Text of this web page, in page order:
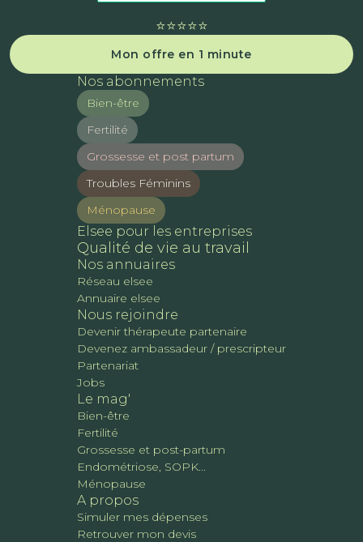
⭐️⭐️⭐️⭐️⭐️
Mon offre en 1 minute
Nos abonnements
Bien-être
Fertilité
Grossesse et post partum
Troubles Féminins
Ménopause
Elsee pour les entreprises
Qualité de vie au travail
Nos annuaires
Réseau elsee
Annuaire elsee
Nous rejoindre
Devenir thérapeute partenaire
Devenez ambassadeur / prescripteur
Partenariat
Jobs
Le mag'
Bien-être
Fertilité
Grossesse et post-partum
Endométriose, SOPK...
Ménopause
A propos
Simuler mes dépenses
Retrouver mon devis